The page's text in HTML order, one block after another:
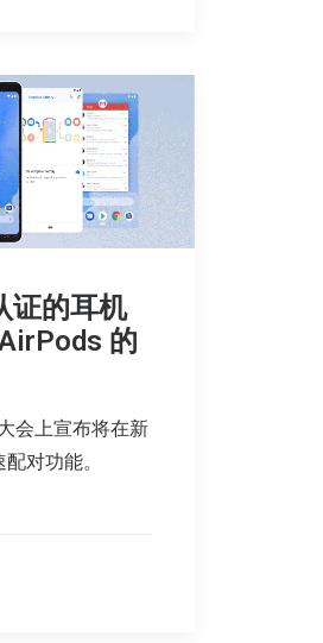
证的耳机
的
会上宣布将在新
对功能。